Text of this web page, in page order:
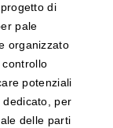
di
pale
organizzato
potenziali
dedicato, per
delle parti